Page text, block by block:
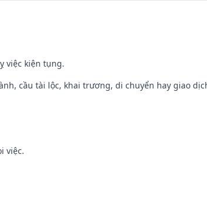
việc kiện tụng.
cầu tài lộc, khai trương, di chuyển hay giao
việc.